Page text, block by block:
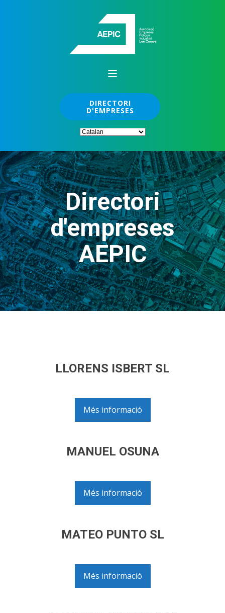
DIRECTORI
D'EMPRESES
Directori
d'empreses
AEPIC
LLORENS ISBERT SL
Més informació
MANUEL OSUNA
Més informació
MATEO PUNTO SL
Més informació